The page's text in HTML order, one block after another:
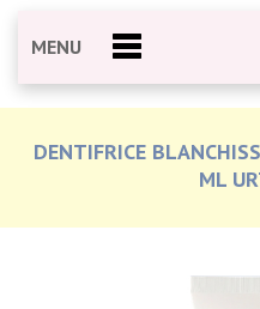
MENU
DENTIFRICE
ML